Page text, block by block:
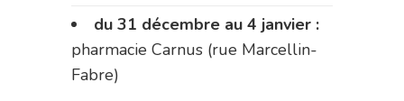
du 31 décembre au 4 janvier :
pharmacie Carnus (rue Marcellin-
Fabre)